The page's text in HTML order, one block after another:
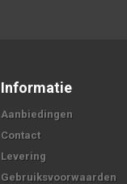
Informatie
Aanbiedingen
Contact
Levering
Gebruiksvoorwaarden